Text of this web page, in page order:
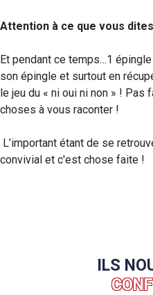
Attention à ce que vous
Et pendant ce temps…1
son épingle et surtout en
le jeu du « ni oui ni non » !
choses à vous raconter !
L’important étant de se
convivial et c'est chose faite !
ILS